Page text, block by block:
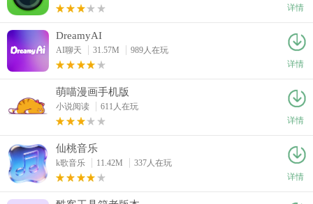
详情
DreamyAI
AI聊天 31.57M
989人在玩
详情
萌喵漫画手机版
小说阅读
611人在玩
详情
仙桃音乐
k歌音乐 11.42M
337人在玩
详情